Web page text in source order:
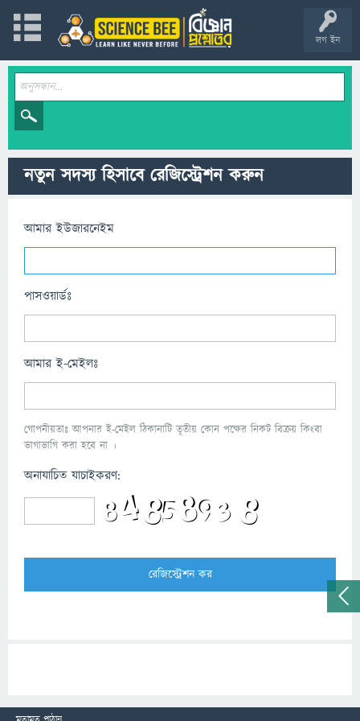
লগ ইন
নতুন সদস্য হিসাবে রেজিস্ট্রেশন করুন
আমার ইউজারনেইম
পাসওয়ার্ডঃ
আমার ই-মেইলঃ
গোপনীয়তাঃ আপনার ই-মেইল ঠিকানাটি তৃতীয় কোন পক্ষের নিকট বিক্রয় কিংবা
ভাগাভাগি করা হবে না ।
অনাযাচিত যাচাইকরণ: